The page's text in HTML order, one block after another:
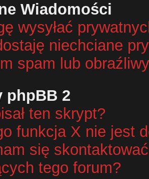
Wiadomości
wysyłać
niechciane
spam lub
phpBB 2
ten skrypt?
funkcja X nie jest
się
tego forum?